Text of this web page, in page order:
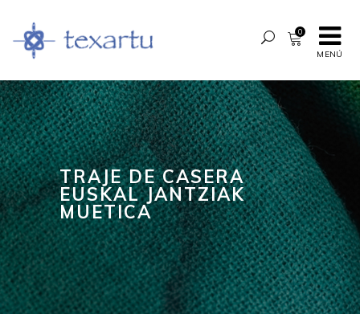
MENÚ
0
TRAJE DE CASERA
EUSKAL JANTZIAK
MUETICA